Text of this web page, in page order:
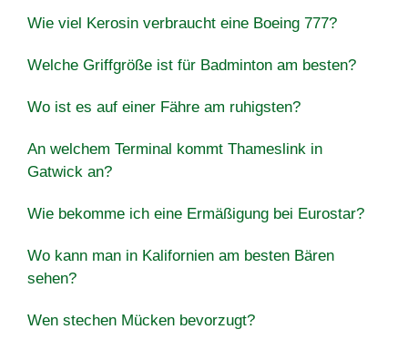
Wie viel Kerosin verbraucht eine Boeing 777?
Welche Griffgröße ist für Badminton am besten?
Wo ist es auf einer Fähre am ruhigsten?
An welchem ​​Terminal kommt Thameslink in
Gatwick an?
Wie bekomme ich eine Ermäßigung bei Eurostar?
Wo kann man in Kalifornien am besten Bären
sehen?
Wen stechen Mücken bevorzugt?